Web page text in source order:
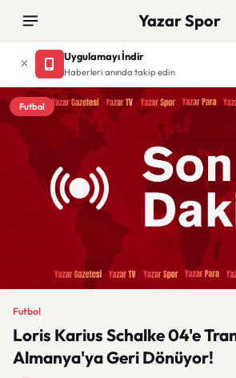
Yazar Spor
Uygulamayı İndir
Haberleri anında takip edin
Futbol
Futbol
Loris Karius Schalke 04'e
Almanya'ya Geri Dönüyor!